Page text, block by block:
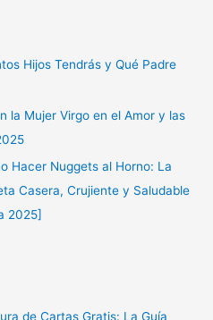
Hijos Tendrás y Qué Padre
la Mujer Virgo en el Amor y las
Hacer Nuggets al Horno: La
Casera, Crujiente y Saludable
2025]
de Cartas Gratis: La Guía